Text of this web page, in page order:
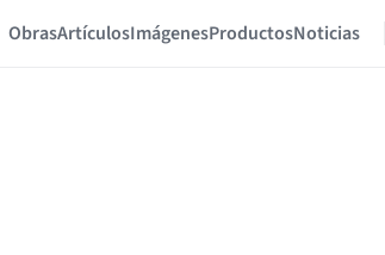
ObrasArtículosImágenesProductosNoticias